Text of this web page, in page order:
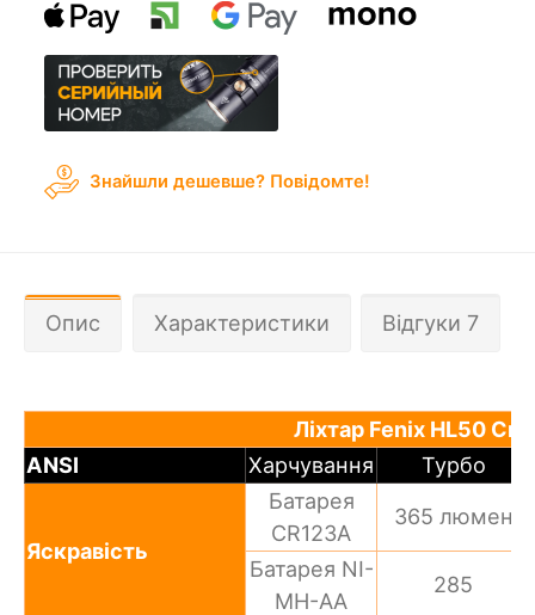
Знайшли дешевше? Повідомте!
Опис Характеристики Відгуки 7
Ліхтар Fenix HL50
ANSI
Харчування Турбо
Яскравість
Батарея
CR123A
365 люмен
Батарея NI-
MH-AA
285